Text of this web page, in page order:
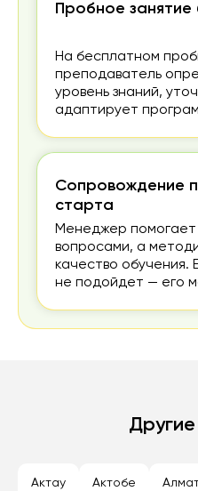
Пробное занятие
На бесплатном
преподаватель
уровень знаний,
адаптирует
Сопровождение
старта
Менеджер помогает
вопросами, а
качество обучения.
не подойдет — его
Актау Актобе